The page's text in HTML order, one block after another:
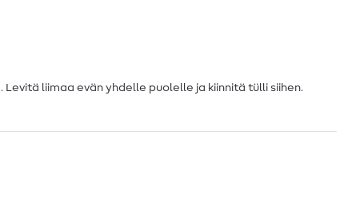
liimaa evän yhdelle puolelle ja kiinnitä tülli siihen.